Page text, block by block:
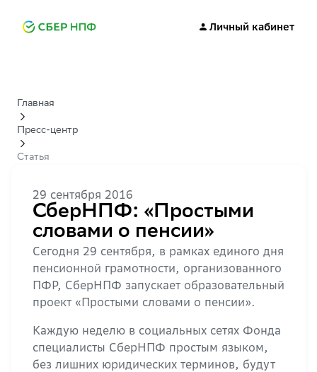
Личный кабинет
Главная
Пресс-центр
Статья
29 сентября 2016
СберНПФ: «Простыми
словами о пенсии»
Сегодня 29 сентября, в рамках единого дня
пенсионной грамотности, организованного
ПФР, СберНПФ запускает образовательный
проект «Простыми словами о пенсии».
Каждую неделю в социальных сетях Фонда
специалисты СберНПФ простым языком,
без лишних юридических терминов, будут